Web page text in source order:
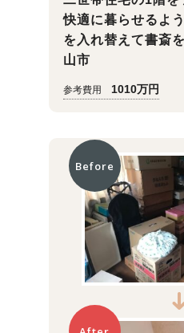
快適に暮らせるよ
を入れ替えて書斎
山市
参考費用 1010万円
Before